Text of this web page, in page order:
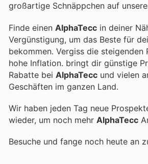
großartige Schnäppchen auf
Finde einen AlphaTecc in deiner
Vergünstigung, um das Beste für
bekommen. Vergiss die steigenden
hohe Inflation. bringt dir günstige
Rabatte bei AlphaTecc und vielen
Geschäften im ganzen Land.
Wir haben jeden Tag neue
wieder, um noch mehr AlphaTecc
Besuche und fange noch heute an